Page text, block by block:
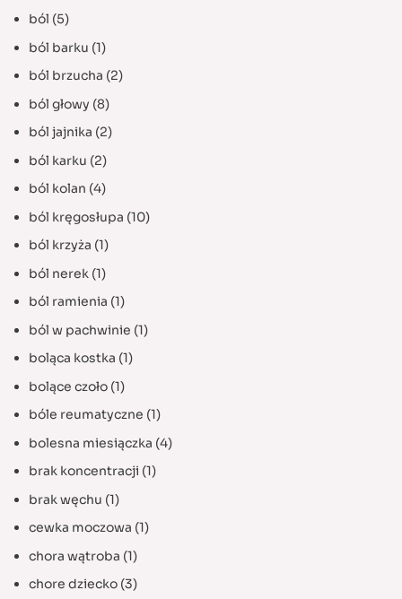
ból (5)
ból barku (1)
ból brzucha (2)
ból głowy (8)
ból jajnika (2)
ból karku (2)
ból kolan (4)
ból kręgosłupa (10)
ból krzyża (1)
ból nerek(1)
ból ramienia (1)
ból w pachwinie (1)
boląca kostka (1)
bolące czoło(1)
bóle reumatyczne (1)
bolesna miesiączka (4)
brak koncentracji (1)
brak węchu (1)
cewka moczowa (1)
chora wątroba (1)
chore dziecko(3)